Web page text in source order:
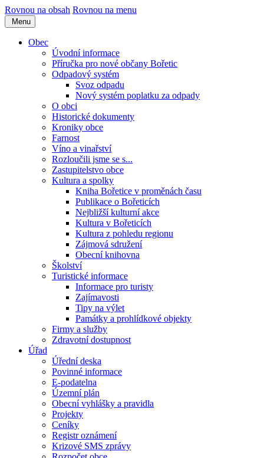
Rovnou na obsah Rovnou na menu
Menu
Obec
Úvodní informace
Příručka pro nové občany Bořetic
Odpadový systém
Svoz odpadu
Nový systém poplatku za odpady
O obci
Historické dokumenty
Kroniky obce
Farnost
Víno a vinařství
Rozloučili jsme se s...
Zastupitelstvo obce
Kultura a spolky
Kniha Bořetice v proměnách času
Publikace o Bořeticích
Nejbližší kulturní akce
Kultura v Bořeticích
Kultura z pohledu regionu
Zájmová sdružení
Obecní knihovna
Školství
Turistické informace
Informace pro turisty
Zajímavosti
Tipy na výlet
Památky a prohlídkové objekty
Firmy a služby
Zdravotní dostupnost
Úřad
Úřední deska
Povinné informace
E-podatelna
Územní plán
Obecní vyhlášky a pravidla
Projekty
Ceníky
Registr oznámení
Krizové SMS zprávy